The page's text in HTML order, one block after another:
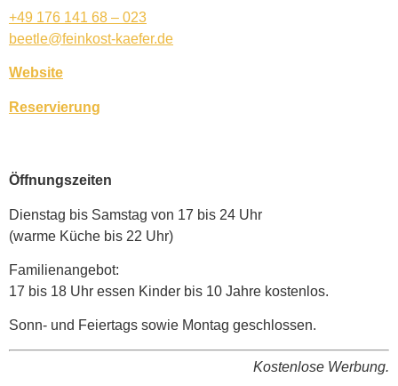
+49 176 141 68 – 023
beetle@feinkost-kaefer.de
Website
Reservierung
Öffnungszeiten
Dienstag bis Samstag von 17 bis 24 Uhr
(warme Küche bis 22 Uhr)
Familienangebot:
17 bis 18 Uhr essen Kinder bis 10 Jahre kostenlos.
Sonn- und Feiertags sowie Montag geschlossen.
Kostenlose Werbung.